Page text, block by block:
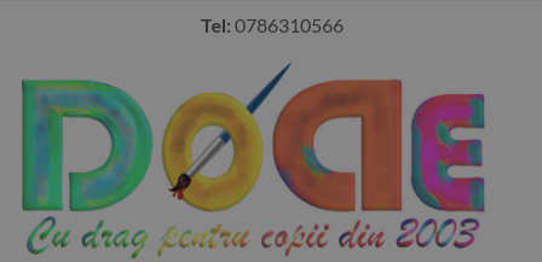
Tel: 0786310566